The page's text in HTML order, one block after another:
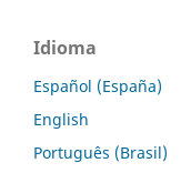
Idioma
Español (España)
English
Português (Brasil)